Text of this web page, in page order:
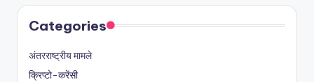
Categories
अंतरराष्ट्रीय मामले
क्रिप्टो-करेंसी